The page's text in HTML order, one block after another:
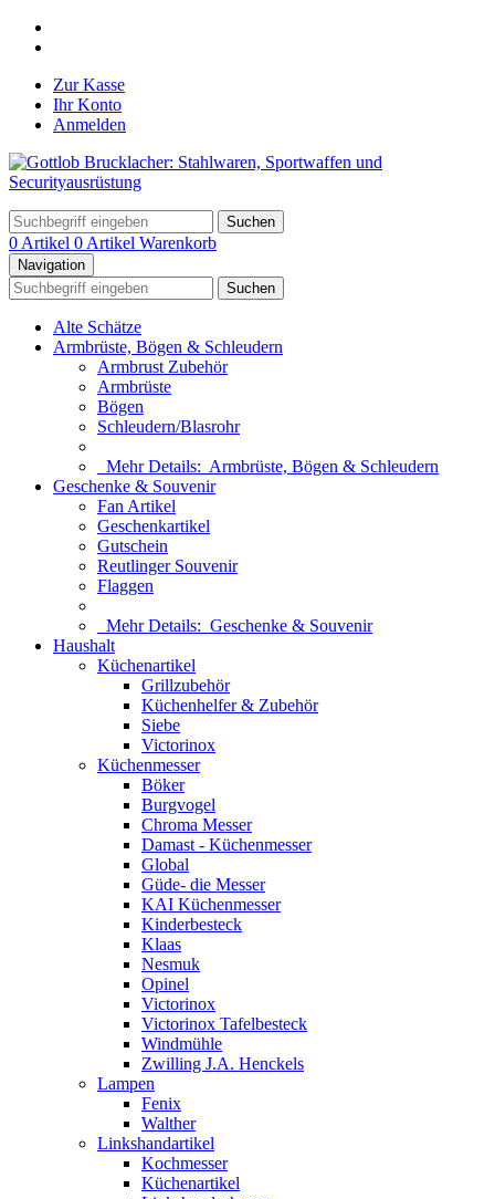
Zur Kasse
Ihr Konto
Anmelden
Suchen
0 Artikel 0 Artikel Warenkorb
Navigation
Suchen
Alte Schätze
Armbrüste, Bögen & Schleudern
Armbrust Zubehör
Armbrüste
Bögen
Schleudern/Blasrohr
Mehr Details: Armbrüste, Bögen & Schleudern
Geschenke & Souvenir
Fan Artikel
Geschenkartikel
Gutschein
Reutlinger Souvenir
Flaggen
Mehr Details: Geschenke & Souvenir
Haushalt
Küchenartikel
Grillzubehör
Küchenhelfer & Zubehör
Siebe
Victorinox
Küchenmesser
Böker
Burgvogel
Chroma Messer
Damast - Küchenmesser
Global
Güde- die Messer
KAI Küchenmesser
Kinderbesteck
Klaas
Nesmuk
Opinel
Victorinox
Victorinox Tafelbesteck
Windmühle
Zwilling J.A. Henckels
Lampen
Fenix
Walther
Linkshandartikel
Kochmesser
Küchenartikel